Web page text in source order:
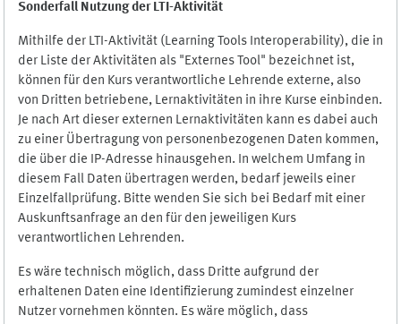
Sonderfall Nutzung der LTI-Aktivität
Mithilfe der LTI-Aktivität (Learning Tools Interoperability), die in
der Liste der Aktivitäten als "Externes Tool" bezeichnet ist,
können für den Kurs verantwortliche Lehrende externe, also
von Dritten betriebene, Lernaktivitäten in ihre Kurse einbinden.
Je nach Art dieser externen Lernaktivitäten kann es dabei auch
zu einer Übertragung von personenbezogenen Daten kommen,
die über die IP-Adresse hinausgehen. In welchem Umfang in
diesem Fall Daten übertragen werden, bedarf jeweils einer
Einzelfallprüfung. Bitte wenden Sie sich bei Bedarf mit einer
Auskunftsanfrage an den für den jeweiligen Kurs
verantwortlichen Lehrenden.
Es wäre technisch möglich, dass Dritte aufgrund der
erhaltenen Daten eine Identifizierung zumindest einzelner
Nutzer vornehmen könnten. Es wäre möglich, dass